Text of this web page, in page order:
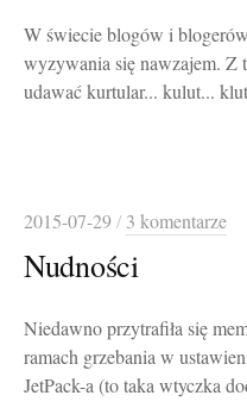
W świecie blogów i
wyzywania się nawzajem. Z
udawać kurtular... kulut...
2015-07-29/ 3 komentarze
Nudności
Niedawno przytrafiła się
ramach grzebania w
JetPack-a (to taka wtyczka